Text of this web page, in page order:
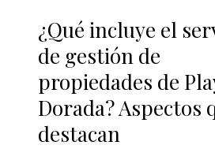
¿Qué incluye el
de gestión de
propiedades de
Dorada? Aspectos
destacan